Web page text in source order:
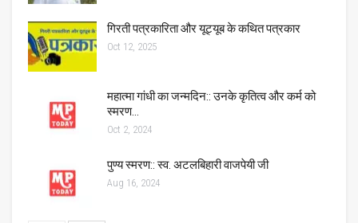
गिरती पत्रकारिता और यूट्यूब के कथित पत्रकार
Oct 12, 2025
महात्मा गांधी का जन्मदिन:: उनके कृतित्व और कर्म को
स्मरण…
Oct 2, 2024
पुण्य स्मरण:: स्व. अटलबिहारी वाजपेयी जी
Aug 16, 2024